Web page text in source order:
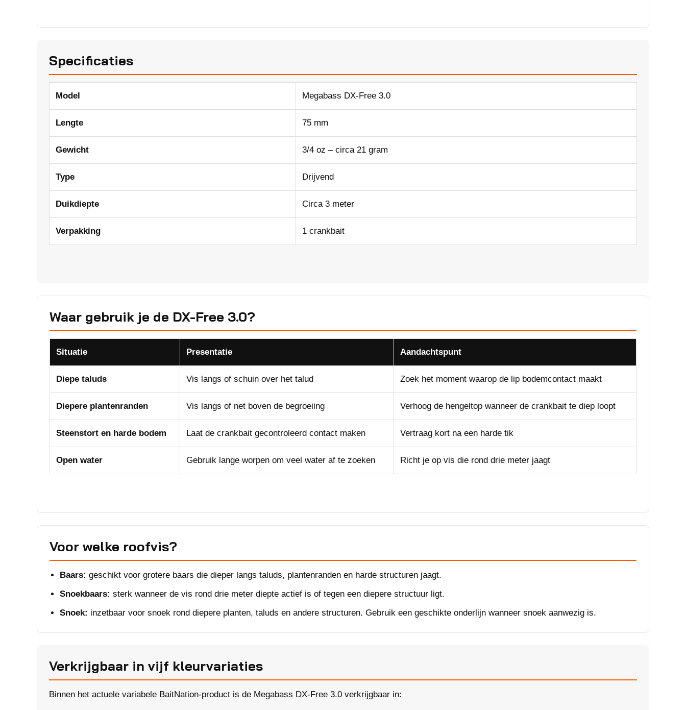
Specificaties
Model Megabass DX-Free 3.0
Lengte 75 mm
Gewicht 3/4 oz – circa 21 gram
Type Drijvend
Duikdiepte Circa 3 meter
Verpakking 1 crankbait
Waar gebruik je de DX-Free 3.0?
Situatie Presentatie Aandachtspunt
Diepe taluds Vis langs of schuin over het talud Zoek het moment waarop de lip bodemcontact maakt
Diepere plantenranden Vis langs of net boven de begroeiing Verhoog de hengeltop wanneer de crankbait te diep loopt
Steenstort en harde bodem Laat de crankbait gecontroleerd contact maken Vertraag kort na een harde tik
Open water Gebruik lange worpen om veel water af te zoeken Richt je op vis die rond drie meter jaagt
Voor welke roofvis?
Baars: geschikt voor grotere baars die dieper langs taluds, plantenranden en harde structuren jaagt.
Snoekbaars: sterk wanneer de vis rond drie meter diepte actief is of tegen een diepere structuur ligt.
Snoek: inzetbaar voor snoek rond diepere planten, taluds en andere structuren. Gebruik een geschikte onderlijn wanneer snoek aanwezig is.
Verkrijgbaar in vijf kleurvariaties
Binnen het actuele variabele BaitNation-product is de Megabass DX-Free 3.0 verkrijgbaar in: